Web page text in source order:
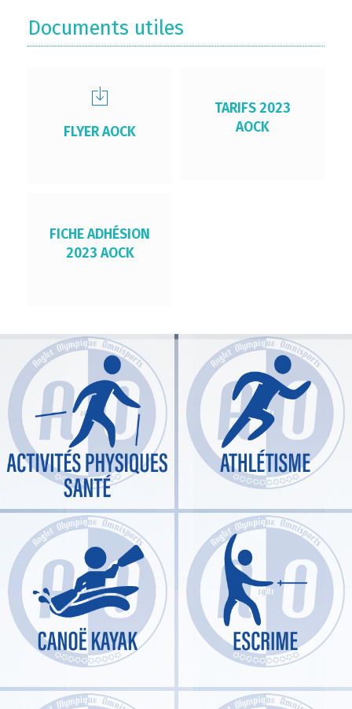
Documents utiles
FLYER AOCK
TARIFS 2023
AOCK
FICHE ADHÉSION
2023 AOCK